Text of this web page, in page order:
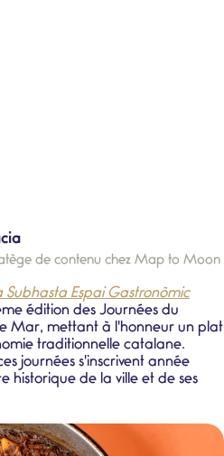
de contenu chez Map to Moon
Subhasta Espai Gastronòmic
édition des Journées du
Mar, mettant à l'honneur un plat
traditionnelle catalane.
journées s'inscrivent année
historique de la ville et de ses